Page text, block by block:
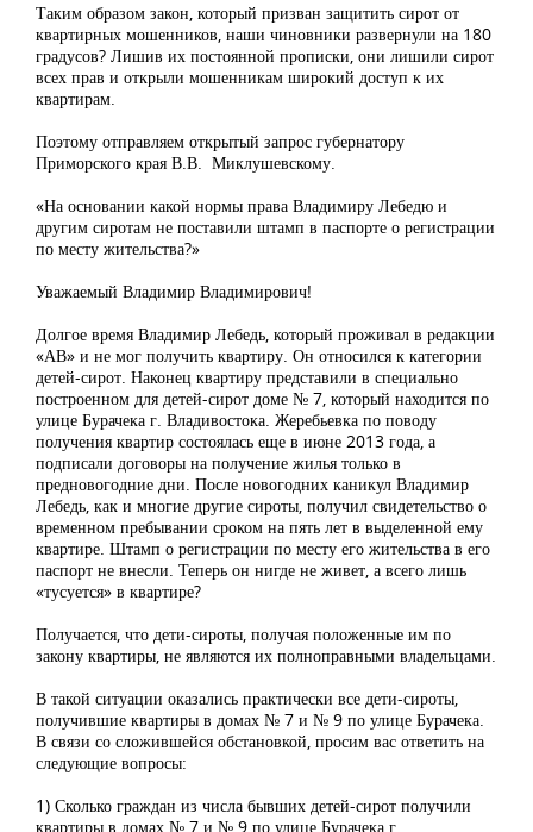
Таким образом закон, который призван защитить сирот от
квартирных мошенников, наши чиновники развернули на 180
градусов? Лишив их постоянной прописки, они лишили сирот
всех прав и открыли мошенникам широкий доступ к их
квартирам.
Поэтому отправляем открытый запрос губернатору
Приморского края В.В. Миклушевскому.
«На основании какой нормы права Владимиру Лебедю и
другим сиротам не поставили штамп в паспорте о регистрации
по месту жительства?»
Уважаемый Владимир Владимирович!
Долгое время Владимир Лебедь, который проживал в редакции
«АВ» и не мог получить квартиру. Он относился к категории
детей-сирот. Наконец квартиру представили в специально
построенном для детей-сирот доме № 7, который находится по
улице Бурачека г. Владивостока. Жеребьевка по поводу
получения квартир состоялась еще в июне 2013 года, а
подписали договоры на получение жилья только в
предновогодние дни. После новогодних каникул Владимир
Лебедь, как и многие другие сироты, получил свидетельство о
временном пребывании сроком на пять лет в выделенной ему
квартире. Штамп о регистрации по месту его жительства в его
паспорт не внесли. Теперь он нигде не живет, а всего лишь
«тусуется» в квартире?
Получается, что дети-сироты, получая положенные им по
закону квартиры, не являются их полноправными владельцами.
В такой ситуации оказались практически все дети-сироты,
получившие квартиры в домах № 7 и № 9 по улице Бурачека.
В связи со сложившейся обстановкой, просим вас ответить на
следующие вопросы:
1) Сколько граждан из числа бывших детей-сирот получили
квартиры в домах № 7 и № 9 по улице Бурачека г.